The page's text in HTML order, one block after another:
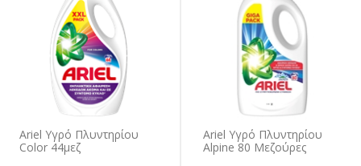
Ariel Υγρό Πλυντηρίου
Color 44μεζ
Ariel Υγρό Πλυντηρίου
Αlpine 80 Μεζούρες